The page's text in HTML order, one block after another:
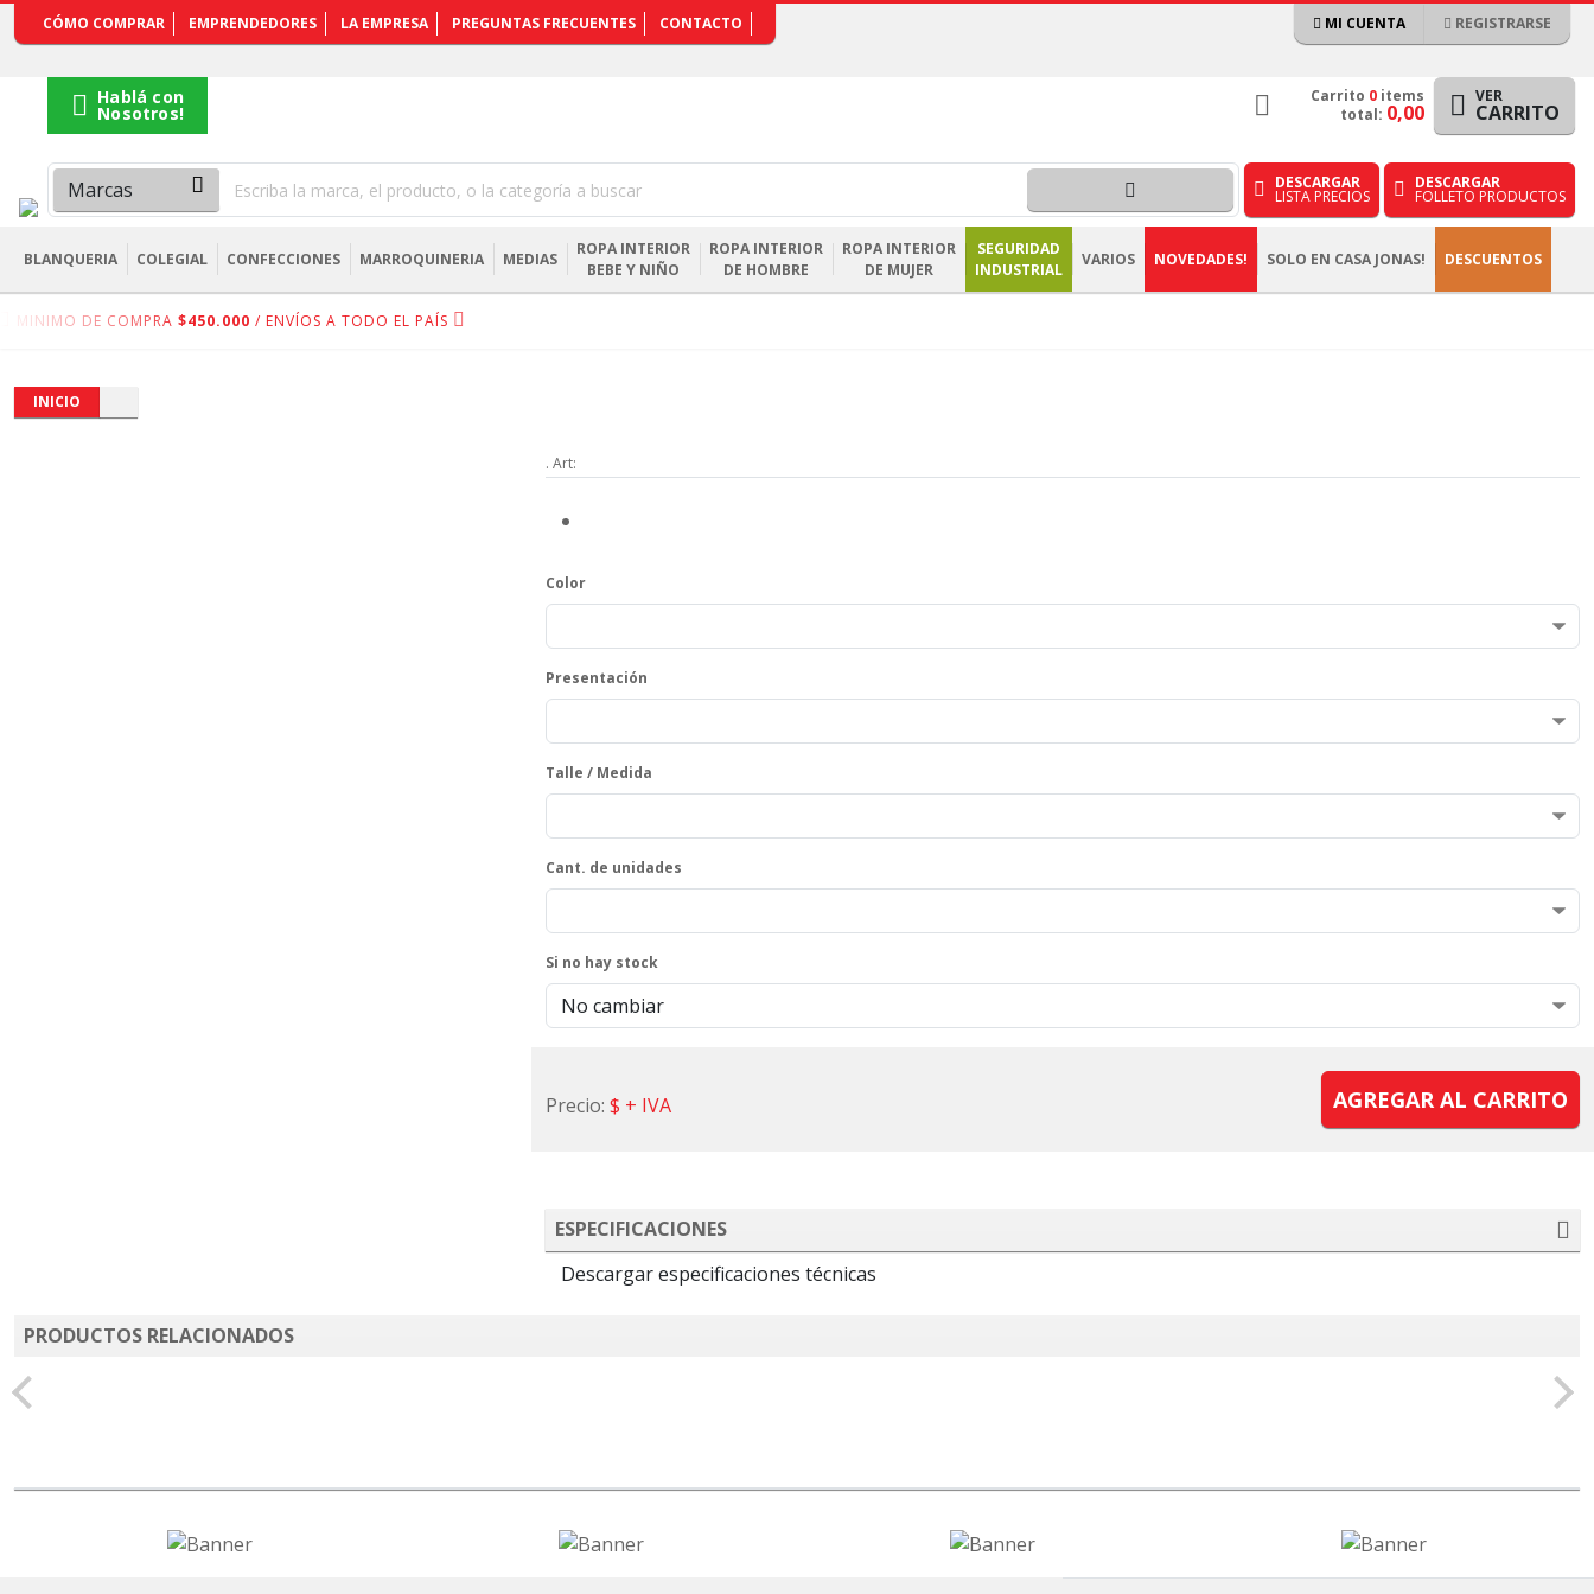
CÓMO COMPRAR EMPRENDEDORES LA EMPRESA PREGUNTAS FRECUENTES CONTACTO MI CUENTA REGISTRARSE
BLANQUERIA COLEGIAL CONFECCIONES MARROQUINERIA MEDIAS
ROPA INTERIOR
BEBE Y NIÑO
ROPA INTERIOR
DE HOMBRE
ROPA INTERIOR
DE MUJER
SEGURIDAD
INDUSTRIAL
VARIOS NOVEDADES! SOLO EN CASA JONAS! DESCUENTOS
REGISTRARSE
Hablá con
Nosotros!
Carrito 0 items
total: 0,00
VER
CARRITO
DESCARGAR
LISTA PRECIOS
DESCARGAR
FOLLETO PRODUCTOS
MINIMO DE COMPRA $450.000 / ENVÍOS A TODO EL PAÍS
INICIO
. Art:
Color
Presentación
Talle / Medida
Cant. de unidades
Si no hay stock
Precio: $ + IVA AGREGAR AL CARRITO
ESPECIFICACIONES
Descargar especificaciones técnicas
PRODUCTOS RELACIONADOS